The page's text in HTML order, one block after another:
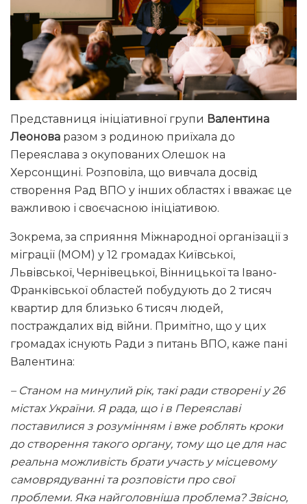
Представниця ініціативної групи Валентина
Леонова разом з родиною приїхала до
Переяслава з окупованих Олешок на
Херсонщині. Розповіла, що вивчала досвід
створення Рад ВПО у інших областях і вважає це
важливою і своєчасною ініціативою.
Зокрема, за сприяння Міжнародної організації з
міграції (МОМ) у 12 громадах Київської,
Львівської, Чернівецької, Вінницької та Івано-
Франківської областей побудують до 2 тисяч
квартир для близько 6 тисяч людей,
постраждалих від війни. Примітно, що у цих
громадах існують Ради з питань ВПО, каже пані
Валентина:
– Станом на минулий рік, такі ради створені у 26
містах України. Я рада, що і в Переяславі
поставилися з розумінням і вже роблять кроки
до створення такого органу, тому що це для нас
реальна можливість брати участь у місцевому
самоврядуванні та розповісти про свої
проблеми. Яка найголовніша проблема? Звісно,